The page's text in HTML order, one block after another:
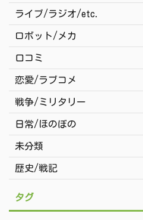
ライブ/ラジオ/etc.
ロボット/メカ
口コミ
恋愛/ラブコメ
戦争/ミリタリー
日常/ほのぼの
未分類
歴史/戦記
タグ